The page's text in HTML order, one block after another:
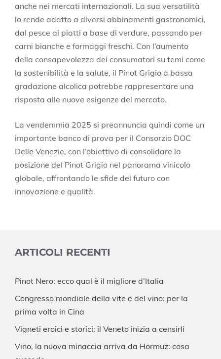
anche nei mercati internazionali. La sua versatilità
lo rende adatto a diversi abbinamenti gastronomici,
dal pesce ai piatti a base di verdure, passando per
carni bianche e formaggi freschi. Con l’aumento
della consapevolezza dei consumatori su temi come
la sostenibilità e la salute, il Pinot Grigio a bassa
gradazione alcolica potrebbe rappresentare una
risposta alle nuove esigenze del mercato.
La vendemmia 2025 si preannuncia quindi come un
importante banco di prova per il Consorzio DOC
Delle Venezie, con l’obiettivo di consolidare la
posizione del Pinot Grigio nel panorama vinicolo
globale, affrontando le sfide del futuro con
innovazione e qualità.
ARTICOLI RECENTI
Pinot Nero: ecco qual è il migliore d’Italia
Congresso mondiale della vite e del vino: per la
prima volta in Cina
Vigneti eroici e storici: il Veneto inizia a censirli
Vino, la nuova minaccia arriva da Hormuz: cosa